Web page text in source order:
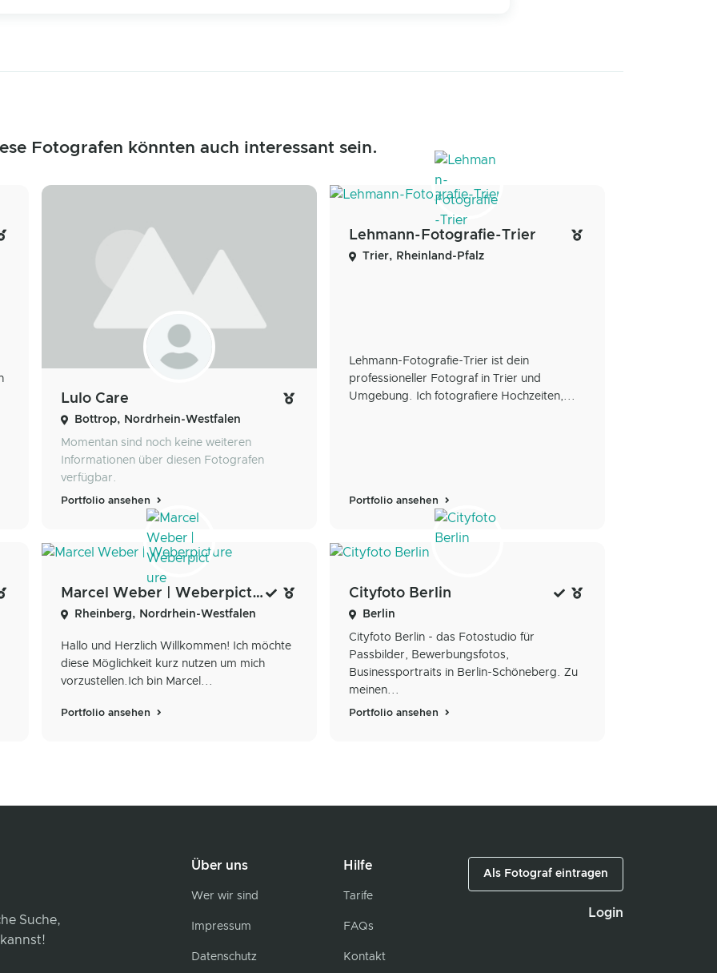
Fotografen könnten auch interessant sein.
Lulo Care
Bottrop, Nordrhein-Westfalen
Momentan sind noch keine weiteren
Informationen über diesen Fotografen
verfügbar.
Portfolio ansehen
Lehmann-Fotografie-Trier
Trier, Rheinland-Pfalz
Lehmann-Fotografie-Trier ist dein
professioneller Fotograf in Trier und
Umgebung. Ich fotografiere Hochzeiten,...
Portfolio ansehen
Marcel Weber | Weberpicture
Rheinberg, Nordrhein-Westfalen
Hallo und Herzlich Willkommen! Ich möchte
diese Möglichkeit kurz nutzen um mich
vorzustellen.​​​​​​​ Ich bin Marcel...
Portfolio ansehen
Cityfoto Berlin
Berlin
Cityfoto Berlin - das Fotostudio für
Passbilder, Bewerbungsfotos,
Businessportraits in Berlin-Schöneberg. Zu
meinen...
Portfolio ansehen
Suche,
Über uns
Wer wir sind
Impressum
Datenschutz
Hilfe
Tarife
FAQs
Kontakt
Als Fotograf eintragen
Login